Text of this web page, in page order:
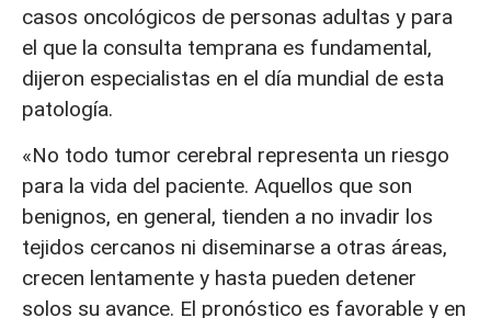
casos oncológicos de personas adultas y para
el que la consulta temprana es fundamental,
dijeron especialistas en el día mundial de esta
patología.
«No todo tumor cerebral representa un riesgo
para la vida del paciente. Aquellos que son
benignos, en general, tienden a no invadir los
tejidos cercanos ni diseminarse a otras áreas,
crecen lentamente y hasta pueden detener
solos su avance. El pronóstico es favorable y en